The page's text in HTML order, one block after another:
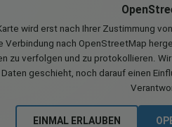
wird erst nach Ihrer Zustimmung
Verbindung nach OpenStreetMap
zu verfolgen und zu protokollieren.
Daten geschieht, noch darauf einen
EINMAL ERLAUBEN